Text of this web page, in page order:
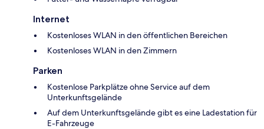
Internet
Kostenloses WLAN in den öffentlichen Bereichen
Kostenloses WLAN in den Zimmern
Parken
Kostenlose Parkplätze ohne Service auf dem
Unterkunftsgelände
Auf dem Unterkunftsgelände gibt es eine Ladestation für
E-Fahrzeuge